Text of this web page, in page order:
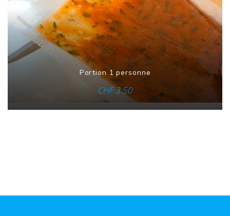
Portion 1 personne
CHF3.50